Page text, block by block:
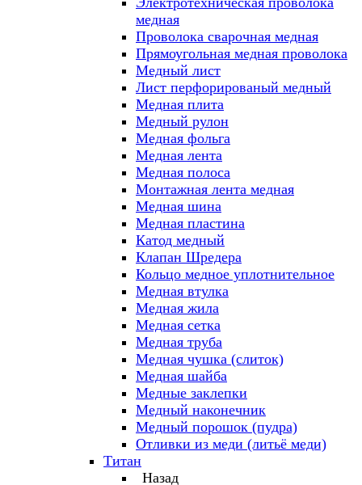
медная
Проволока сварочная медная
Прямоугольная медная проволока
Медный лист
Лист перфорированый медный
Медная плита
Медный рулон
Медная фольга
Медная лента
Медная полоса
Монтажная лента медная
Медная шина
Медная пластина
Катод медный
Клапан Шредера
Кольцо медное уплотнительное
Медная втулка
Медная жила
Медная сетка
Медная труба
Медная чушка (слиток)
Медная шайба
Медные заклепки
Медный наконечник
Медный порошок (пудра)
Отливки из меди (литьё меди)
Титан
Назад